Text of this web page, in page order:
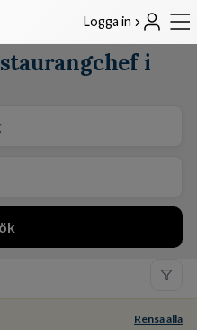
Logga in
i
Rensa alla